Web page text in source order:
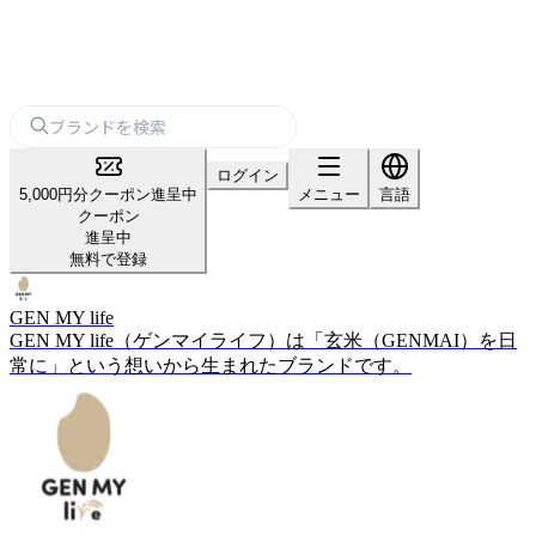
5,000円分クーポン進呈中
クーポン
進呈中
無料で登録
ログイン
メニュー
言語
GEN MY life
GEN MY life（ゲンマイライフ）は「玄米（GENMAI）を日
常に」という想いから生まれたブランドです。